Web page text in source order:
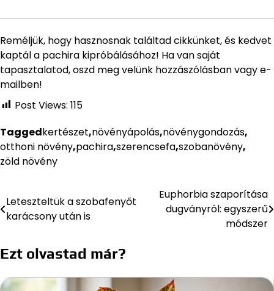
Reméljük, hogy hasznosnak találtad cikkünket, és kedvet
kaptál a pachira kipróbálásához! Ha van saját
tapasztalatod, oszd meg velünk hozzászólásban vagy e-
mailben!
Post Views: 115
Taggedkertészet,növényápolás,növénygondozás,
otthoni növény,pachira,szerencsefa,szobanövény,
zöld növény
Bejegyzés
navigáció
Leteszteltük a szobafenyőt
karácsony után is
Euphorbia szaporítása
dugványról: egyszerű
módszer
Ezt olvastad már?